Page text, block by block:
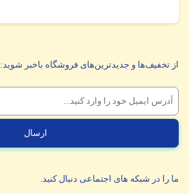
از تخفیف‌ها و جدیدترین‌های فروشگاه باخبر شوید:
ما را در شبکه های اجتماعی دنبال کنید.